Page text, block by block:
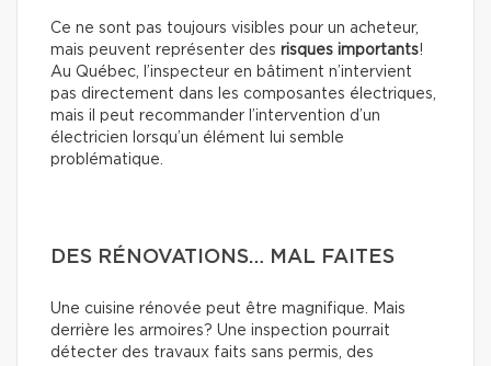
Ce ne sont pas toujours visibles pour un acheteur,
mais peuvent représenter des risques importants!
Au Québec, l’inspecteur en bâtiment n’intervient
pas directement dans les composantes électriques,
mais il peut recommander l’intervention d’un
électricien lorsqu’un élément lui semble
problématique.
DES RÉNOVATIONS… MAL FAITES
Une cuisine rénovée peut être magnifique. Mais
derrière les armoires? Une inspection pourrait
détecter des travaux faits sans permis, des